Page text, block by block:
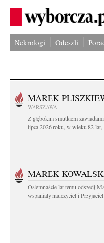
Nekrologi Odeszli
MAREK
WARSZAWA
Z głębokim smutkiem
lipca 2026 roku, w wieku 82 lat,
MAREK
Osiemnaście lat temu odszedł
wspaniały nauczyciel i